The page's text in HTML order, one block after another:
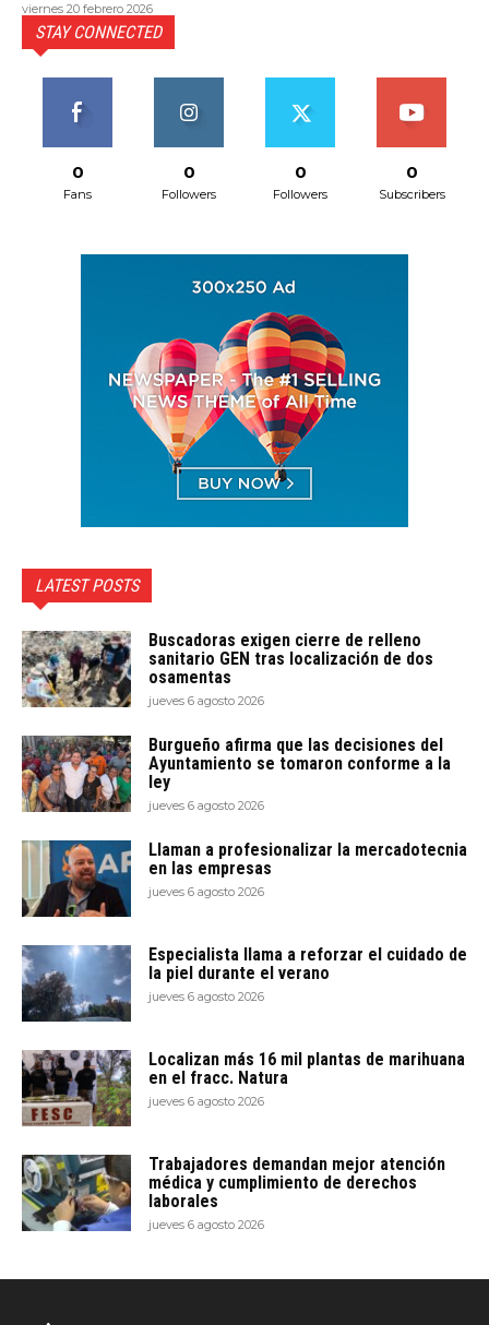
viernes 20 febrero 2026
STAY CONNECTED
0
Fans
0
Followers
0
Followers
0
Subscribers
LATEST POSTS
Buscadoras exigen cierre de relleno
sanitario GEN tras localización de dos
osamentas
jueves 6 agosto 2026
Burgueño afirma que las decisiones del
Ayuntamiento se tomaron conforme a la
ley
jueves 6 agosto 2026
Llaman a profesionalizar la mercadotecnia
en las empresas
jueves 6 agosto 2026
Especialista llama a reforzar el cuidado de
la piel durante el verano
jueves 6 agosto 2026
Localizan más 16 mil plantas de marihuana
en el fracc. Natura
jueves 6 agosto 2026
Trabajadores demandan mejor atención
médica y cumplimiento de derechos
laborales
jueves 6 agosto 2026